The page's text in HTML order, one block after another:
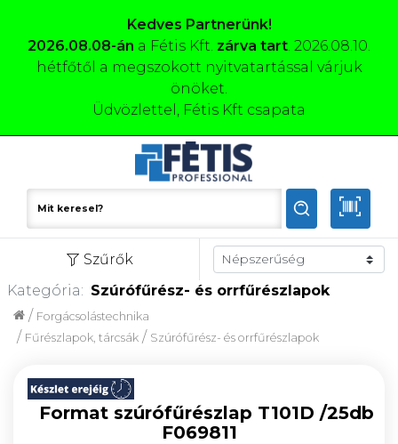
Kedves Partnerünk!
2026.08.08-án a Fétis Kft. zárva tart. 2026.08.10.
hétfőtől a megszokott nyitvatartással várjuk
önöket.
Üdvözlettel, Fétis Kft csapata
Szűrők
Kategória: Szúrófűrész- és orrfűrészlapok
Szúrófűrész- és orrfűrészlapok
/
Fűrészlapok, tárcsák
/
Forgácsolástechnika
/
Format szúrófűrészlap T101D /25db
F069811